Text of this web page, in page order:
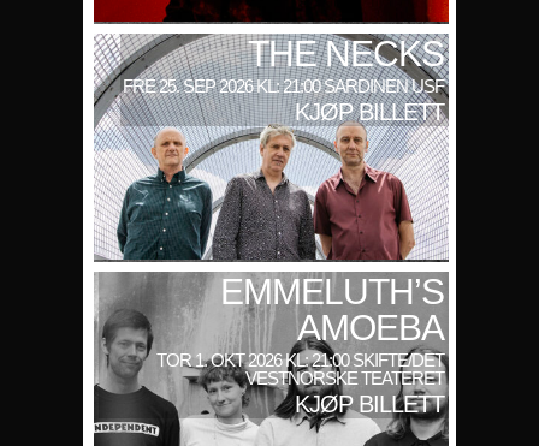
THE NECKS
FRE 25. SEP 2026 KL: 21:00 SARDINEN USF
KJØP BILLETT
EMMELUTH’S
AMOEBA
TOR 1. OKT 2026 KL: 21:00 SKIFTE/DET
VESTNORSKE TEATERET
KJØP BILLETT